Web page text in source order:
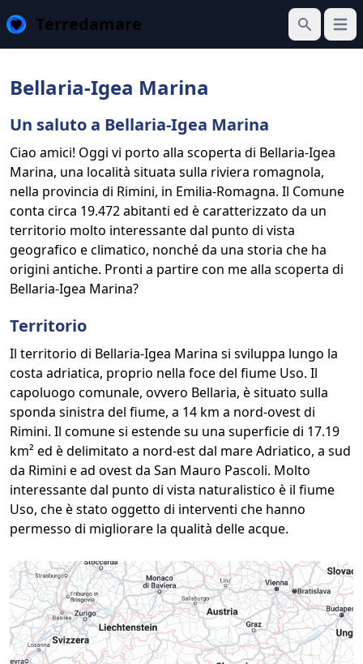
Terredamare
Cerca
Apri
Bellaria-Igea Marina
Un saluto a Bellaria-Igea Marina
Ciao amici! Oggi vi porto alla scoperta di Bellaria-Igea
Marina, una località situata sulla riviera romagnola,
nella provincia di Rimini, in Emilia-Romagna. Il Comune
conta circa 19.472 abitanti ed è caratterizzato da un
territorio molto interessante dal punto di vista
geografico e climatico, nonché da una storia che ha
origini antiche. Pronti a partire con me alla scoperta di
Bellaria-Igea Marina?
Territorio
Il territorio di Bellaria-Igea Marina si sviluppa lungo la
costa adriatica, proprio nella foce del fiume Uso. Il
capoluogo comunale, ovvero Bellaria, è situato sulla
sponda sinistra del fiume, a 14 km a nord-ovest di
Rimini. Il comune si estende su una superficie di 17.19
km² ed è delimitato a nord-est dal mare Adriatico, a sud
da Rimini e ad ovest da San Mauro Pascoli. Molto
interessante dal punto di vista naturalistico è il fiume
Uso, che è stato oggetto di interventi che hanno
permesso di migliorare la qualità delle acque.